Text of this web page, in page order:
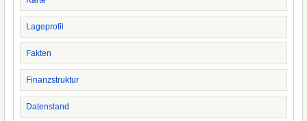
Lageprofil
Fakten
Finanzstruktur
Datenstand